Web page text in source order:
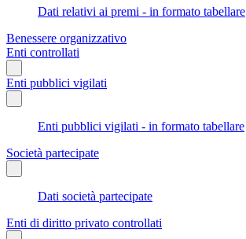
Dati relativi ai premi - in formato tabellare
Benessere organizzativo
Enti controllati
Enti pubblici vigilati
Enti pubblici vigilati - in formato tabellare
Società partecipate
Dati società partecipate
Enti di diritto privato controllati